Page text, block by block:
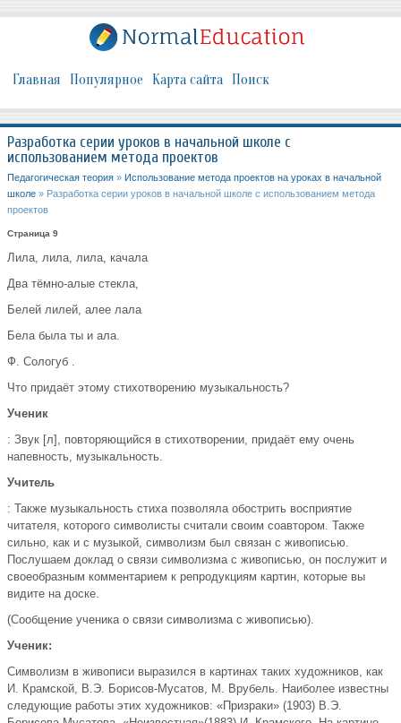
Главная Популярное Карта сайта Поиск
Разработка серии уроков в начальной школе с
использованием метода проектов
Педагогическая теория » Использование метода проектов на уроках в начальной
школе » Разработка серии уроков в начальной школе с использованием метода
проектов
Страница 9
Лила, лила, лила, качала
Два тёмно-алые стекла,
Белей лилей, алее лала
Бела была ты и ала.
Ф. Сологуб .
Что придаёт этому стихотворению музыкальность?
Ученик
: Звук [л], повторяющийся в стихотворении, придаёт ему очень
напевность, музыкальность.
Учитель
: Также музыкальность стиха позволяла обострить восприятие
читателя, которого символисты считали своим соавтором. Также
сильно, как и с музыкой, символизм был связан с живописью.
Послушаем доклад о связи символизма с живописью, он послужит и
своеобразным комментарием к репродукциям картин, которые вы
видите на доске.
(Сообщение ученика о связи символизма с живописью).
Ученик:
Символизм в живописи выразился в картинах таких художников, как
И. Крамской, В.Э. Борисов-Мусатов, М. Врубель. Наиболее известны
следующие работы этих художников: «Призраки» (1903) В.Э.